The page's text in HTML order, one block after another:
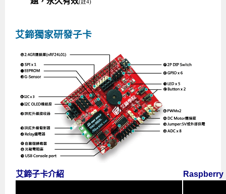
(註4)
艾鍗獨家研發子卡
艾鍗子卡介紹 Raspberry